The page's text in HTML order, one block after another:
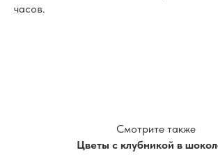
часов.
Смотрите также
Цветы с клубникой в